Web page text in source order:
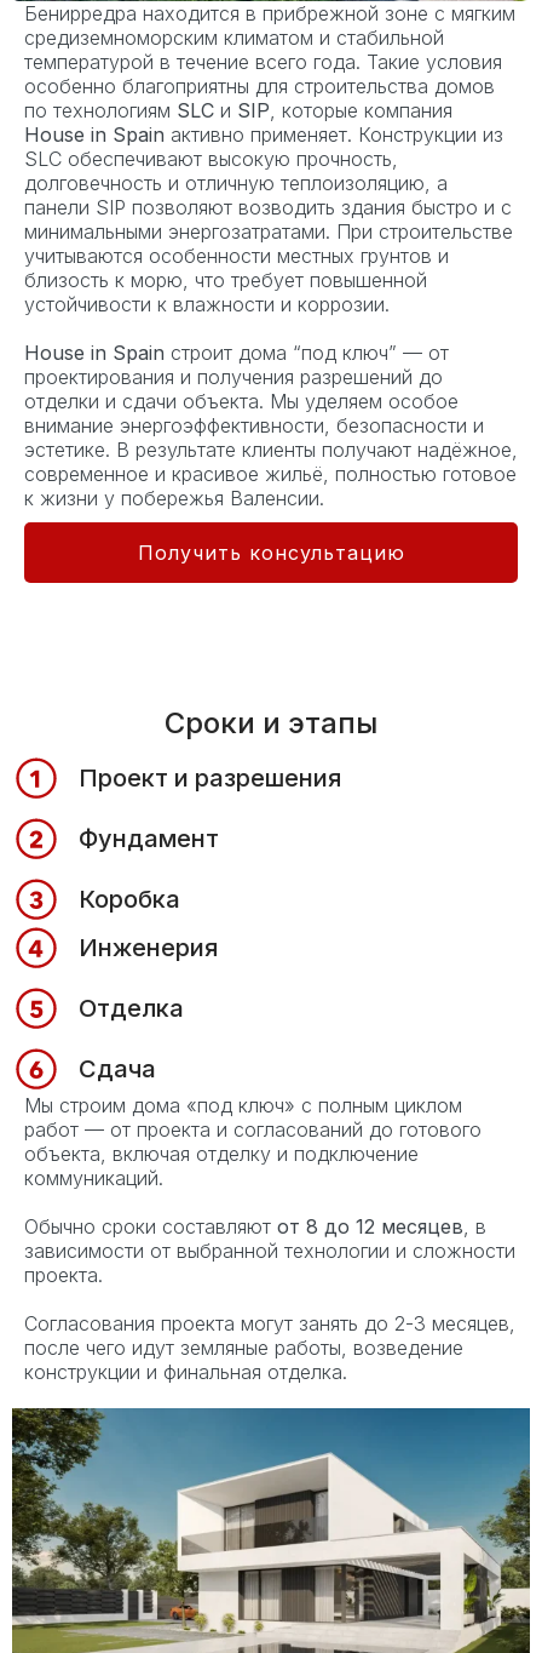
Бенирредра находится в прибрежной зоне с мягким
средиземноморским климатом и стабильной
температурой в течение всего года. Такие условия
особенно благоприятны для строительства домов
по технологиям SLC и SIP, которые компания
House in Spain активно применяет. Конструкции из
SLC обеспечивают высокую прочность,
долговечность и отличную теплоизоляцию, а
панели SIP позволяют возводить здания быстро и с
минимальными энергозатратами. При строительстве
учитываются особенности местных грунтов и
близость к морю, что требует повышенной
устойчивости к влажности и коррозии.
House in Spain строит дома “под ключ” — от
проектирования и получения разрешений до
отделки и сдачи объекта. Мы уделяем особое
внимание энергоэффективности, безопасности и
эстетике. В результате клиенты получают надёжное,
современное и красивое жильё, полностью готовое
к жизни у побережья Валенсии.
Получить консультацию
Сроки и этапы
Проект и разрешения
Фундамент
Коробка
Инженерия
Отделка
Сдача
Мы строим дома «под ключ» с полным циклом
работ — от проекта и согласований до готового
объекта, включая отделку и подключение
коммуникаций.
Обычно сроки составляют от 8 до 12 месяцев, в
зависимости от выбранной технологии и сложности
проекта.
Согласования проекта могут занять до 2-3 месяцев,
после чего идут земляные работы, возведение
конструкции и финальная отделка.